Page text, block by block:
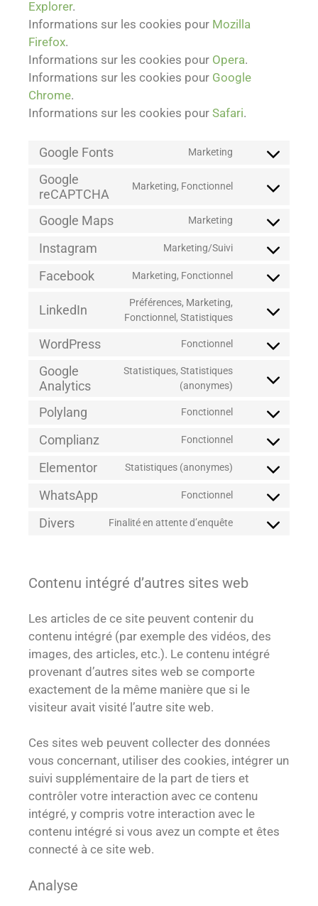
Explorer.
Informations sur les cookies pour Mozilla
Firefox.
Informations sur les cookies pour Opera.
Informations sur les cookies pour Google
Chrome.
Informations sur les cookies pour Safari.
Google Fonts Marketing
Google
reCAPTCHA
Marketing, Fonctionnel
Google Maps Marketing
Instagram Marketing/Suivi
Facebook Marketing, Fonctionnel
LinkedIn
Préférences, Marketing,
Fonctionnel, Statistiques
WordPress Fonctionnel
Google
Analytics
Statistiques, Statistiques
(anonymes)
Polylang Fonctionnel
Complianz Fonctionnel
Elementor Statistiques (anonymes)
WhatsApp Fonctionnel
Divers Finalité en attente d’enquête
Contenu intégré d’autres sites web
Les articles de ce site peuvent contenir du
contenu intégré (par exemple des vidéos, des
images, des articles, etc.). Le contenu intégré
provenant d’autres sites web se comporte
exactement de la même manière que si le
visiteur avait visité l’autre site web.
Ces sites web peuvent collecter des données
vous concernant, utiliser des cookies, intégrer un
suivi supplémentaire de la part de tiers et
contrôler votre interaction avec ce contenu
intégré, y compris votre interaction avec le
contenu intégré si vous avez un compte et êtes
connecté à ce site web.
Analyse